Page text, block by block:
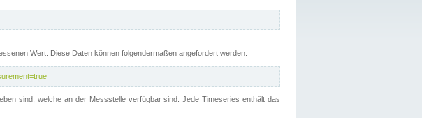
Wert. Diese Daten können folgendermaßen angefordert werden:
sind, welche an der Messstelle verfügbar sind. Jede Timeseries enthält das